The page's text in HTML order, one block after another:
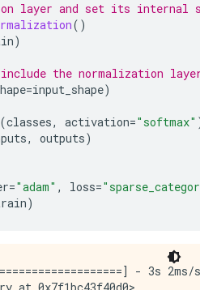
layer and set its internal
()
)
the normalization
=input_shape)
(classes, activation="softmax"
, outputs)
="adam" , loss=
)
- 3s